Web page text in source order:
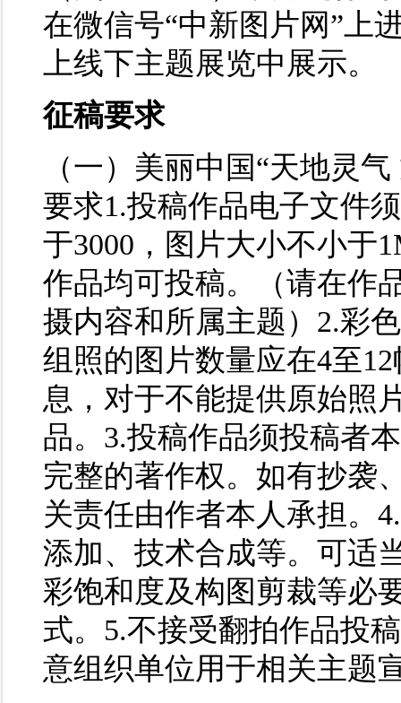
在微信号“中新图片网”上
上线下主题展览中展示。
征稿要求
（一）美丽中国“天地灵
要求1.投稿作品电子文件
于3000，图片大小不小于
作品均可投稿。（请在作
摄内容和所属主题）2.彩
组照的图片数量应在4至
息，对于不能提供原始照
品。3.投稿作品须投稿者
完整的著作权。如有抄袭
关责任由作者本人承担。
添加、技术合成等。可适
彩饱和度及构图剪裁等必
式。5.不接受翻拍作品投
意组织单位用于相关主题